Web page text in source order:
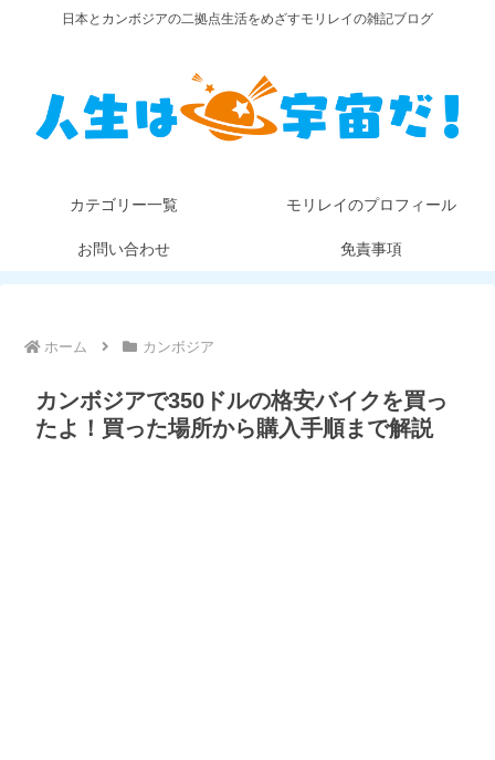
日本とカンボジアの二拠点生活をめざすモリレイの雑記ブログ
カテゴリー一覧 モリレイのプロフィール
お問い合わせ 免責事項
ホーム カンボジア
カンボジアで350ドルの格安バイクを買っ
たよ！買った場所から購入手順まで解説